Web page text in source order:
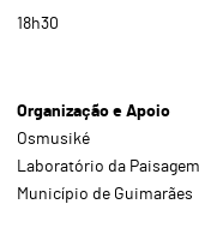
18h30
Organização e Apoio
Osmusiké
Laboratório da Paisagem
Município de Guimarães